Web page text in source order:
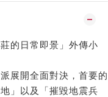
的日常即景」外傳小
展開全面對決，首要的
」以及「摧毀地震兵